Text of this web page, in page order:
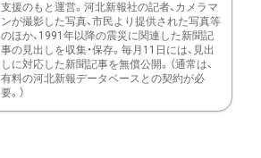
支援のもと運営。河北新報社の記者、カメラマ
ンが撮影した写真、市民より提供された写真等
のほか、1991年以降の震災に関連した新聞記
事の見出しを収集・保存。毎月11日には、見出
しに対応した新聞記事を無償公開。（通常は、
有料の河北新報データベースとの契約が必
要。）